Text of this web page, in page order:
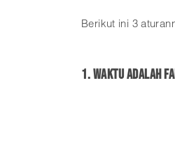
Berikut ini 3
1. Waktu adalah